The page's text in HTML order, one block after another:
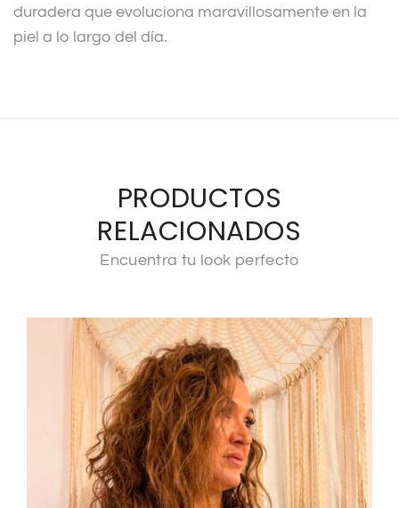
duradera que evoluciona maravillosamente en la
piel a lo largo del día.
PRODUCTOS
RELACIONADOS
Encuentra tu look perfecto